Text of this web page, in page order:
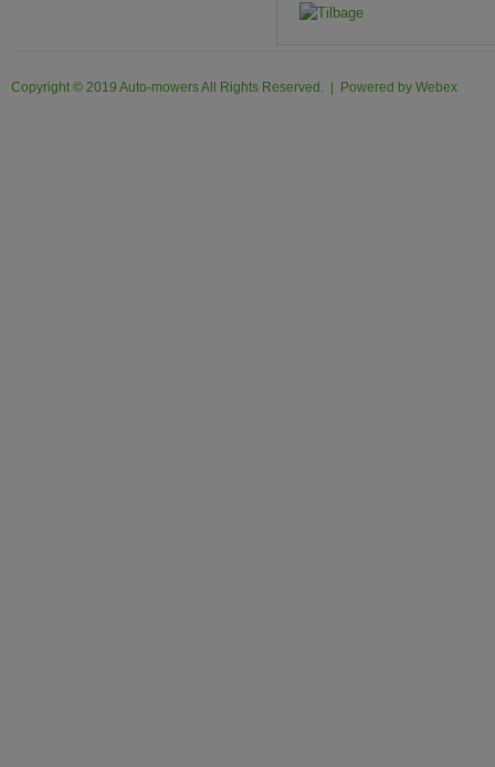
Copyright © 2019 Auto-mowers All Rights Reserved. | Powered by Webex